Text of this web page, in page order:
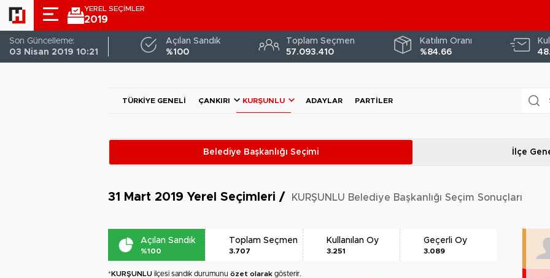
YEREL SEÇİMLER
2019
Son Güncelleme:
03 Nisan 2019 10:21
Açılan Sandık
%100
Toplam Seçmen
57.093.410
Katılım Oranı
%84.66
TÜRKIYE GENELI ÇANKIRI KURŞUNLU ADAYLAR PARTILER
Belediye Başkanlığı Seçimi İlçe
31 Mart 2019 Yerel Seçimleri / KURŞUNLU Belediye Başkanlığı Seçim Sonuçları
Açılan Sandık
%100
Toplam Seçmen
3.707
Kullanılan Oy
3.251
Geçerli Oy
3.089
*KURŞUNLU ilçesi sandık durumunu özet olarak gösterir.